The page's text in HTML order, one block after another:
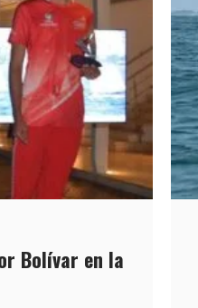
Bolívar en la